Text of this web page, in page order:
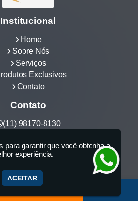
Institucional
Home
Sobre Nós
Serviços
Exclusivos
Contato
Contato
(11) 98170-8130
e Venda Especializada de
anos de tradição - Fabricante de
Instalação e Manutenção
para garantir que você obtenha a
experiência.
ACEITAR